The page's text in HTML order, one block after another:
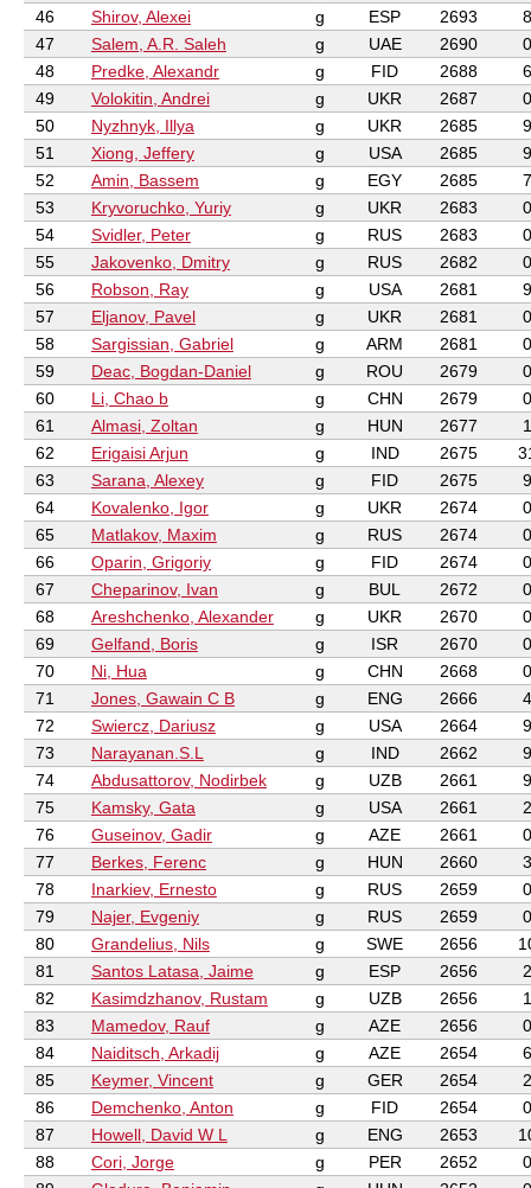
46
Shirov, Alexei g ESP 2693
8
47
Salem, A.R. Saleh g UAE 2690
0
48
Predke, Alexandr g FID 2688
6
49
Volokitin, Andrei g UKR 2687
0
50
Nyzhnyk, Illya g UKR 2685
9
51
Xiong, Jeffery g USA 2685
9
52
Amin, Bassem g EGY 2685
7
53
Kryvoruchko, Yuriy g UKR 2683
0
54
Svidler, Peter g RUS 2683
0
55
Jakovenko, Dmitry g RUS 2682
0
56
Robson, Ray g USA 2681
9
57
Eljanov, Pavel g UKR 2681
0
58
Sargissian, Gabriel g ARM 2681
0
59
Deac, Bogdan-Daniel g ROU 2679
0
60
Li, Chao b g CHN 2679
0
61
Almasi, Zoltan g HUN 2677
1
62
Erigaisi Arjun g IND 2675
63
Sarana, Alexey g FID 2675
9
64
Kovalenko, Igor g UKR 2674
0
65
Matlakov, Maxim g RUS 2674
0
66
Oparin, Grigoriy g FID 2674
0
67
Cheparinov, Ivan g BUL 2672
0
68
Areshchenko, Alexander g UKR 2670
0
69
Gelfand, Boris g ISR 2670
0
70
Ni, Hua g CHN 2668
0
71
Jones, Gawain C B g ENG 2666
4
72
Swiercz, Dariusz g USA 2664
9
73
Narayanan.S.L g IND 2662
9
74
Abdusattorov, Nodirbek g UZB 2661
9
75
Kamsky, Gata g USA 2661
2
76
Guseinov, Gadir g AZE 2661
0
77
Berkes, Ferenc g HUN 2660
3
78
Inarkiev, Ernesto g RUS 2659
0
79
Najer, Evgeniy g RUS 2659
0
80
Grandelius, Nils g SWE 2656
81
Santos Latasa, Jaime g ESP 2656
2
82
Kasimdzhanov, Rustam g UZB 2656
1
83
Mamedov, Rauf g AZE 2656
0
84
Naiditsch, Arkadij g AZE 2654
6
85
Keymer, Vincent g GER 2654
2
86
Demchenko, Anton g FID 2654
0
87
Howell, David W L g ENG 2653
88
Cori, Jorge g PER 2652
0